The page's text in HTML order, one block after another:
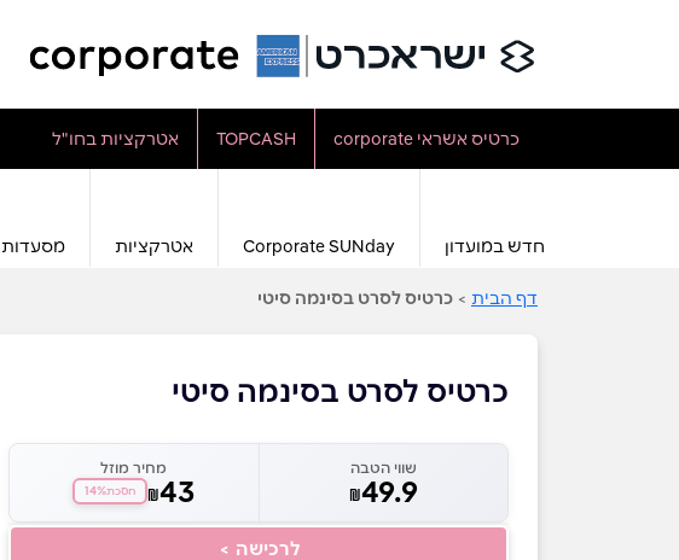
כרטיס אשראי corporate TOPCASH אטרקציות בחו"ל
חדש במועדון Corporate SUNday אטרקציות מסעדות
דף הבית > כרטיס לסרט בסינמה סיטי
כרטיס לסרט בסינמה סיטי
שווי הטבה
₪49.9
מחיר מוזל
₪43 חסכת14%
לרכישה >